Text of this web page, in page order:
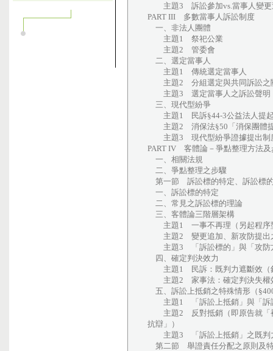
主題3 訴訟參加vs.當事人變更
PART III 多數當事人訴訟制度
一、非法人團體
主題1 祭祀公業
主題2 管委會
二、選定當事人
主題1 傳統選定當事人
主題2 分組選定與共同訴訟之
主題3 選定當事人之訴訟聲明
三、現代型紛爭
主題1 民訴§44-3公益法人提起
主題2 消保法§50「消保團體提
主題3 現代型紛爭證據提出制
PART IV 客體論－爭點整理方法及
一、相關法規
二、爭點整理之步驟
第一節 訴訟標的特定、訴訟標
一、訴訟標的特定
二、常見之訴訟標的理論
三、客體論三階層架構
主題1 一事不再理（另起程序
主題2 變更追加、新攻防提出之
主題3 「訴訟標的」與「攻防
四、確定判決效力
主題1 民訴：既判力遮斷效（
主題2 家事法：確定判決失權
五、訴訟上抵銷之特殊情形（
主題1 「訴訟上抵銷」與「訴
主題2 反對抵銷（即原告就「被
抗辯」）
主題3 「訴訟上抵銷」之既判
第二節 舉證責任分配之原則及